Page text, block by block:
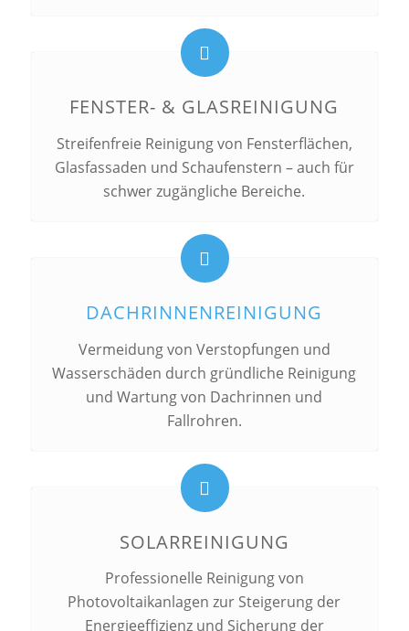
FENSTER- & GLASREINIGUNG
Streifenfreie Reinigung von Fensterflächen,
Glasfassaden und Schaufenstern – auch für
schwer zugängliche Bereiche.
DACHRINNENREINIGUNG
Vermeidung von Verstopfungen und
Wasserschäden durch gründliche Reinigung
und Wartung von Dachrinnen und
Fallrohren.
SOLARREINIGUNG
Professionelle Reinigung von
Photovoltaikanlagen zur Steigerung der
Energieeffizienz und Sicherung der